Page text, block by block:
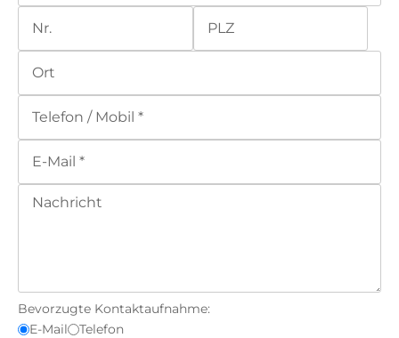
Bevorzugte Kontaktaufnahme:
E-Mail
Telefon